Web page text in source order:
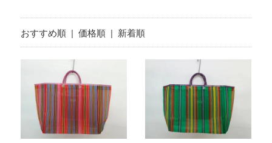
おすすめ順 |価格順 | 新着順